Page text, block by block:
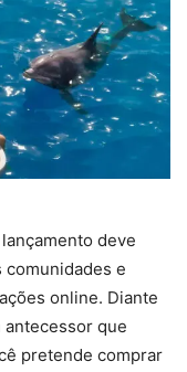
deve
comunidades e
online. Diante
que
pretende comprar